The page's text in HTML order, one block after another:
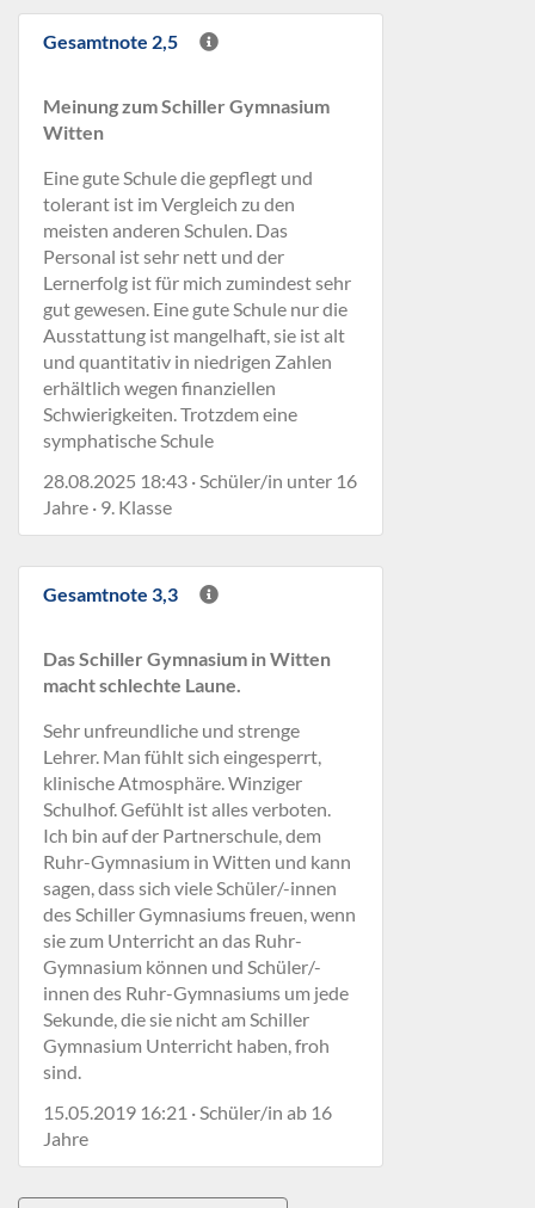
Gesamtnote 2,5
Meinung zum Schiller Gymnasium
Witten
Eine gute Schule die gepflegt und
tolerant ist im Vergleich zu den
meisten anderen Schulen. Das
Personal ist sehr nett und der
Lernerfolg ist für mich zumindest sehr
gut gewesen. Eine gute Schule nur die
Ausstattung ist mangelhaft, sie ist alt
und quantitativ in niedrigen Zahlen
erhältlich wegen finanziellen
Schwierigkeiten. Trotzdem eine
symphatische Schule
28.08.2025 18:43 · Schüler/in unter 16
Jahre · 9. Klasse
Gesamtnote 3,3
Das Schiller Gymnasium in Witten
macht schlechte Laune.
Sehr unfreundliche und strenge
Lehrer. Man fühlt sich eingesperrt,
klinische Atmosphäre. Winziger
Schulhof. Gefühlt ist alles verboten.
Ich bin auf der Partnerschule, dem
Ruhr-Gymnasium in Witten und kann
sagen, dass sich viele Schüler/-innen
des Schiller Gymnasiums freuen, wenn
sie zum Unterricht an das Ruhr-
Gymnasium können und Schüler/-
innen des Ruhr-Gymnasiums um jede
Sekunde, die sie nicht am Schiller
Gymnasium Unterricht haben, froh
sind.
15.05.2019 16:21 · Schüler/in ab 16
Jahre